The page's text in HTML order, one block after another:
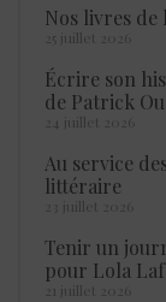
Nos livres de
25 juillet 2026
Écrire son
de Patrick
24 juillet 2026
Au service
littéraire
23 juillet 2026
Tenir un
pour Lola
21 juillet 2026